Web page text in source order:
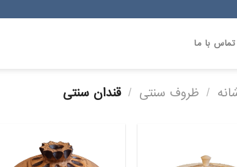
تماس با ما
/ ظروف سنتی / قندان سنتی